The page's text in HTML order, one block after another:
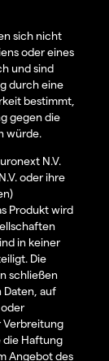
sich nicht
oder eines
und sind
durch eine
bestimmt,
gegen die
würde.
N.V.
oder ihre
Produkt wird
in keiner
Die
schließen
Daten, auf
Verbreitung
die Haftung
Angebot des